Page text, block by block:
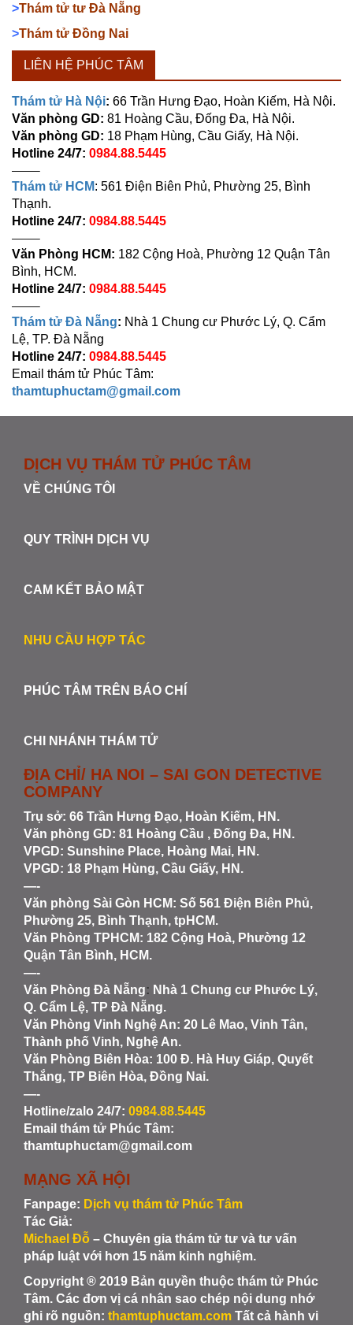
>Thám tử tư Đà Nẵng
>Thám tử Đồng Nai
LIÊN HỆ PHÚC TÂM
Thám tử Hà Nội: 66 Trần Hưng Đạo, Hoàn Kiếm, Hà Nội.
Văn phòng GD: 81 Hoàng Cầu, Đống Đa, Hà Nội.
Văn phòng GD: 18 Phạm Hùng, Cầu Giấy, Hà Nội.
Hotline 24/7: 0984.88.5445
——–
Thám tử HCM: 561 Điện Biên Phủ, Phường 25, Bình
Thạnh.
Hotline 24/7: 0984.88.5445
——–
Văn Phòng HCM: 182 Cộng Hoà, Phường 12 Quận Tân
Bình, HCM.
Hotline 24/7: 0984.88.5445
——–
Thám tử Đà Nẵng: Nhà 1 Chung cư Phước Lý, Q. Cẩm
Lệ, TP. Đà Nẵng
Hotline 24/7: 0984.88.5445
Email thám tử Phúc Tâm:
thamtuphuctam@gmail.com
DỊCH VỤ THÁM TỬ PHÚC TÂM
VỀ CHÚNG TÔI
QUY TRÌNH DỊCH VỤ
CAM KẾT BẢO MẬT
NHU CẦU HỢP TÁC
PHÚC TÂM TRÊN BÁO CHÍ
CHI NHÁNH THÁM TỬ
ĐỊA CHỈ/ HA NOI – SAI GON DETECTIVE
COMPANY
Trụ sở: 66 Trần Hưng Đạo, Hoàn Kiếm, HN.
Văn phòng GD: 81 Hoàng Cầu , Đống Đa, HN.
VPGD: Sunshine Place, Hoàng Mai, HN.
VPGD: 18 Phạm Hùng, Cầu Giấy, HN.
—-
Văn phòng Sài Gòn HCM: Số 561 Điện Biên Phủ,
Phường 25, Bình Thạnh, tpHCM.
Văn Phòng TPHCM: 182 Cộng Hoà, Phường 12
Quận Tân Bình, HCM.
—-
Văn Phòng Đà Nẵng: Nhà 1 Chung cư Phước Lý,
Q. Cẩm Lệ, TP Đà Nẵng.
Văn Phòng Vinh Nghệ An: 20 Lê Mao, Vinh Tân,
Thành phố Vinh, Nghệ An.
Văn Phòng Biên Hòa: 100 Đ. Hà Huy Giáp, Quyết
Thắng, TP Biên Hòa, Đồng Nai.
—-
Hotline/zalo 24/7: 0984.88.5445
Email thám tử Phúc Tâm:
thamtuphuctam@gmail.com
MẠNG XÃ HỘI
Fanpage: Dịch vụ thám tử Phúc Tâm
Tác Giả:
Michael Đỗ – Chuyên gia thám tử tư và tư vấn
pháp luật với hơn 15 năm kinh nghiệm.
Copyright ® 2019 Bản quyền thuộc thám tử Phúc
Tâm. Các đơn vị cá nhân sao chép nội dung nhớ
ghi rõ nguồn: thamtuphuctam.com Tất cả hành vi